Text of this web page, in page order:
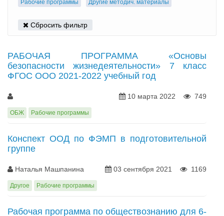
Рабочие программы
Другие методич. материалы
Сбросить фильтр
РАБОЧАЯ ПРОГРАММА «Основы
безопасности жизнедеятельности» 7 класс
ФГОС ООО 2021-2022 учебный год
10 марта 2022 749
ОБЖ Рабочие программы
Конспект OОД по ФЭМП в подготовительной
группе
Наталья Машпанина 03 сентября 2021 1169
Другое Рабочие программы
Рабочая программа по обществознанию для 6-